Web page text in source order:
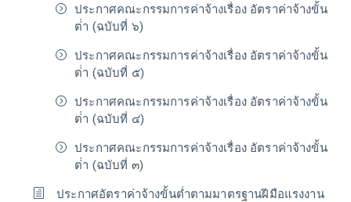
ประกาศคณะกรรมการค่าจ้างเรื่อง อัตราค่าจ้างขั้น
ต่่า (ฉบับที่ ๖)
ประกาศคณะกรรมการค่าจ้างเรื่อง อัตราค่าจ้างขั้น
ต่่า (ฉบับที่ ๕)
ประกาศคณะกรรมการค่าจ้างเรื่อง อัตราค่าจ้างขั้น
ต่่า (ฉบับที่ ๔)
ประกาศคณะกรรมการค่าจ้างเรื่อง อัตราค่าจ้างขั้น
ต่่า (ฉบับที่ ๓)
ประกาศอัตราค่าจ้างขั้นต่ำตามมาตรฐานฝีมือแรงงาน